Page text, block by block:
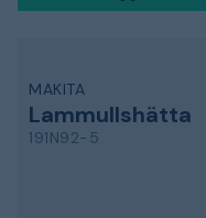
MAKITA
Lammullshätta
191N92-5